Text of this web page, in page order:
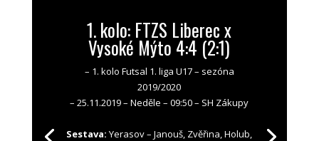
1. kolo: FTZS Liberec x
Vysoké Mýto 4:4 (2:1)
– 1. kolo Futsal 1. liga U17 – sezóna
2019/2020
– 25.11.2019 – Neděle – 09:50 – SH Zákupy
Sestava:Yerasov – Janouš, Zvěřina, Holub,